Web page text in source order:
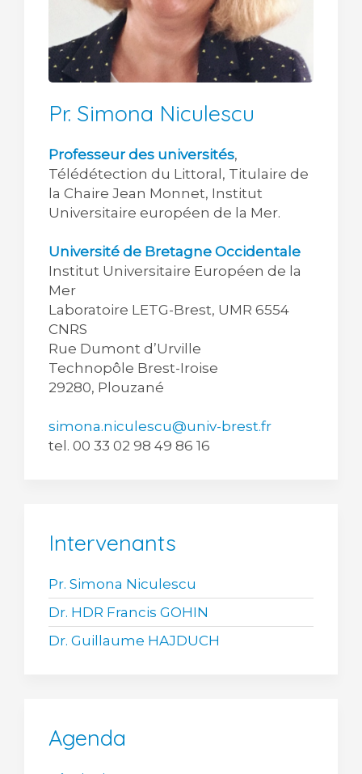
Pr. Simona Niculescu
Professeur des universités,
Télédétection du Littoral, Titulaire de
la Chaire Jean Monnet, Institut
Universitaire européen de la Mer.
Université de Bretagne Occidentale
Institut Universitaire Européen de la
Mer
Laboratoire LETG-Brest, UMR 6554
CNRS
Rue Dumont d’Urville
Technopôle Brest-Iroise
29280, Plouzané
simona.niculescu@univ-brest.fr
tel. 00 33 02 98 49 86 16
Intervenants
Pr. Simona Niculescu
Dr. HDR Francis GOHIN
Dr. Guillaume HAJDUCH
Agenda